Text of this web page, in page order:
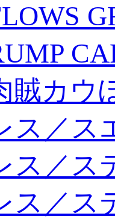
賊カウ
ス／ス
ス／ス
ス／ス